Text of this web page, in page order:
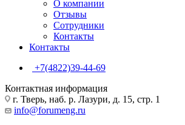
О компании
Отзывы
Сотрудники
Контакты
Контакты
+7(4822)39-44-69
Контактная информация
г. Тверь, наб. р. Лазури, д. 15, стр. 1
info@forumeng.ru